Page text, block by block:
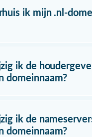
ik mijn .nl-
ik de
domeinnaam?
ik de
domeinnaam?